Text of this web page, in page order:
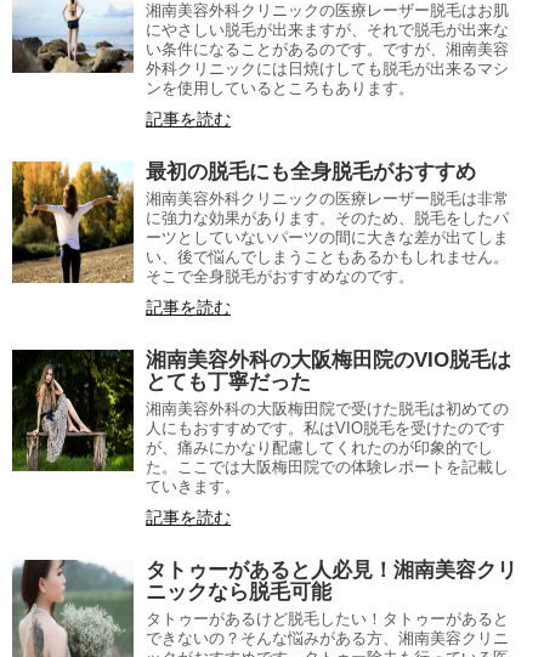
湘南美容外科クリニックの医療レーザー脱毛はお肌
にやさしい脱毛が出来ますが、それで脱毛が出来な
い条件になることがあるのです。ですが、湘南美容
外科クリニックには日焼けしても脱毛が出来るマシ
ンを使用しているところもあります。
記事を読む
最初の脱毛にも全身脱毛がおすすめ
湘南美容外科クリニックの医療レーザー脱毛は非常
に強力な効果があります。そのため、脱毛をしたパ
ーツとしていないパーツの間に大きな差が出てしま
い、後で悩んでしまうこともあるかもしれません。
そこで全身脱毛がおすすめなのです。
記事を読む
湘南美容外科の大阪梅田院のVIO脱毛は
とても丁寧だった
湘南美容外科の大阪梅田院で受けた脱毛は初めての
人にもおすすめです。私はVIO脱毛を受けたのです
が、痛みにかなり配慮してくれたのが印象的でし
た。ここでは大阪梅田院での体験レポートを記載し
ていきます。
記事を読む
タトゥーがあると人必見！湘南美容クリ
ニックなら脱毛可能
タトゥーがあるけど脱毛したい！タトゥーがあると
できないの？そんな悩みがある方、湘南美容クリニ